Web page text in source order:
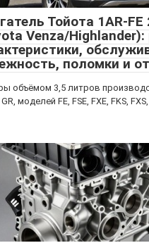
Тойота 1AR-FE
Venza/Highlander):
поломки и
объёмом 3,5 литров
моделей FE, FSE, FXE, FKS, FXS,